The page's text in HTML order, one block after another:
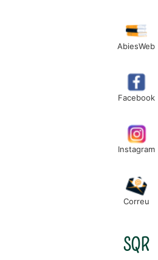
AbiesWeb
Facebook
Instagram
Correu
SQR